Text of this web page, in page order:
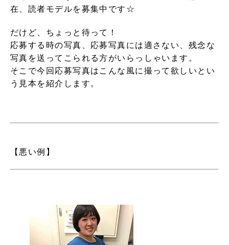
在、読者モデルを募集中です☆
だけど、ちょっと待って！
応募する時の写真、応募写真には適さない、残念な
写真を送ってこられる方がいらっしゃいます。
そこで今回応募写真はこんな風に撮って欲しいとい
う見本を紹介します。
【悪い例】